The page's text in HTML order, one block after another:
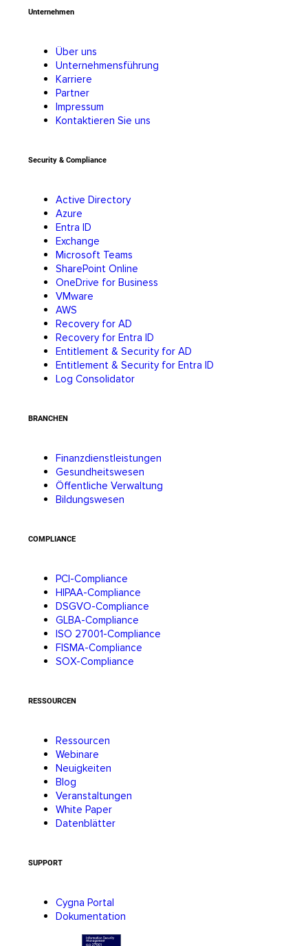
Unternehmen
Über uns
Unternehmensführung
Karriere
Partner
Impressum
Kontaktieren Sie uns
Security & Compliance
Active Directory
Azure
Entra ID
Exchange
Microsoft Teams
SharePoint Online
OneDrive for Business
VMware
AWS
Recovery for AD
Recovery for Entra ID
Entitlement & Security for AD
Entitlement & Security for Entra ID
Log Consolidator
BRANCHEN
Finanzdienstleistungen
Gesundheitswesen
Öffentliche Verwaltung
Bildungswesen
COMPLIANCE
PCI-Compliance
HIPAA-Compliance
DSGVO-Compliance
GLBA-Compliance
ISO 27001-Compliance
FISMA-Compliance
SOX-Compliance
RESSOURCEN
Ressourcen
Webinare
Neuigkeiten
Blog
Veranstaltungen
White Paper
Datenblätter
SUPPORT
Cygna Portal
Dokumentation